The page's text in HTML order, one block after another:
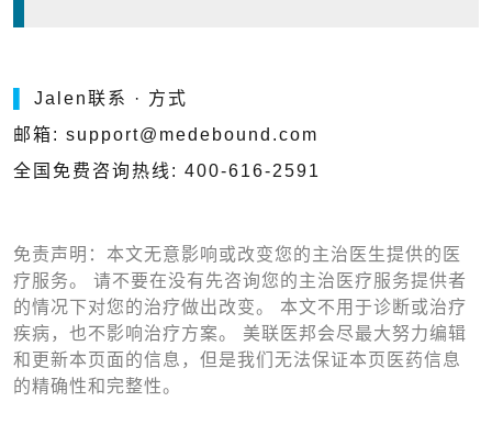
Jalen联系 · 方式
邮箱: support@medebound.com
全国免费咨询热线: 400-616-2591
免责声明：本文无意影响或改变您的主治医生提供的医
疗服务。 请不要在没有先咨询您的主治医疗服务提供者
的情况下对您的治疗做出改变。 本文不用于诊断或治疗
疾病，也不影响治疗方案。 美联医邦会尽最大努力编辑
和更新本页面的信息，但是我们无法保证本页医药信息
的精确性和完整性。